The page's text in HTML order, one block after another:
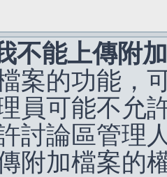
不能上傳附
案的功能，
員可能不允
討論區管理
附加檔案的